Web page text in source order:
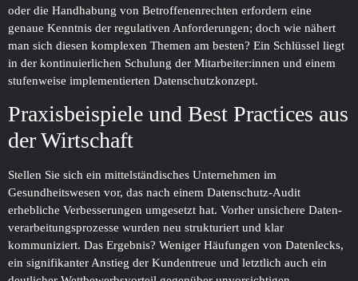
oder die Handhabung von Betroffenen­rechten erfordern eine
genaue Kenntnis der regulativen Anforderungen; doch wie nähert
man sich diesen komplexen Themen am besten? Ein Schlüssel liegt
in der kontinuierlichen Schulung der Mitarbeiter:innen und einem
stufenweise implementierten Datenschutz­konzept.
Praxisbeispiele und Best Practices aus
der Wirtschaft
Stellen Sie sich ein mittelständisches Unternehmen im
Gesundheitswesen vor, das nach einem Datenschutz-Audit
erhebliche Verbesserungen umgesetzt hat. Vorher unsichere Daten­
verarbeitungs­prozesse wurden neu strukturiert und klar
kommuniziert. Das Ergebnis? Weniger Häufungen von Daten­lecks,
ein signifikanter Anstieg der Kundentreue und letztlich auch ein